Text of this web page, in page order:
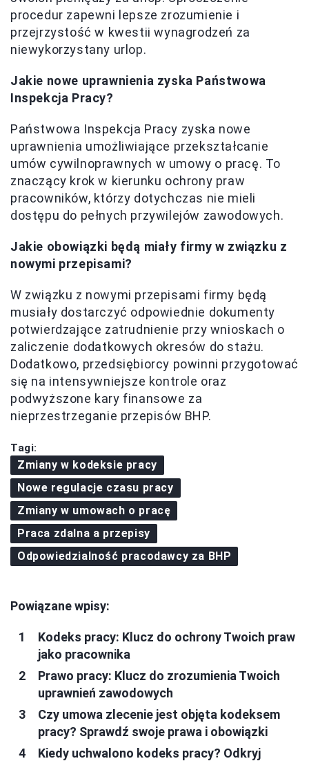
procedur zapewni lepsze zrozumienie i
przejrzystość w kwestii wynagrodzeń za
niewykorzystany urlop.
Jakie nowe uprawnienia zyska Państwowa
Inspekcja Pracy?
Państwowa Inspekcja Pracy zyska nowe
uprawnienia umożliwiające przekształcanie
umów cywilnoprawnych w umowy o pracę. To
znaczący krok w kierunku ochrony praw
pracowników, którzy dotychczas nie mieli
dostępu do pełnych przywilejów zawodowych.
Jakie obowiązki będą miały firmy w związku z
nowymi przepisami?
W związku z nowymi przepisami firmy będą
musiały dostarczyć odpowiednie dokumenty
potwierdzające zatrudnienie przy wnioskach o
zaliczenie dodatkowych okresów do stażu.
Dodatkowo, przedsiębiorcy powinni przygotować
się na intensywniejsze kontrole oraz
podwyższone kary finansowe za
nieprzestrzeganie przepisów BHP.
Tagi:
Zmiany w kodeksie pracy
Nowe regulacje czasu pracy
Zmiany w umowach o pracę
Praca zdalna a przepisy
Odpowiedzialność pracodawcy za BHP
Powiązane wpisy:
Kodeks pracy: Klucz do ochrony Twoich praw
jako pracownika
Prawo pracy: Klucz do zrozumienia Twoich
uprawnień zawodowych
Czy umowa zlecenie jest objęta kodeksem
pracy? Sprawdź swoje prawa i obowiązki
Kiedy uchwalono kodeks pracy? Odkryj